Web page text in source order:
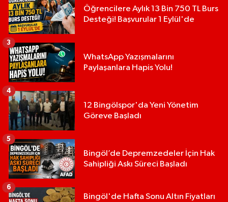
Öğrencilere Aylık 13 Bin 750 TL Burs
Desteği! Başvurular 1 Eylül'de
WhatsApp Yazışmalarını
Paylaşanlara Hapis Yolu!
3
12 Bingölspor'da Yeni Yönetim
Göreve Başladı
4
Bingöl’de Depremzedeler İçin Hak
Sahipliği Askı Süreci Başladı
5
Bingöl'de Hafta Sonu Altın Fiyatları
6